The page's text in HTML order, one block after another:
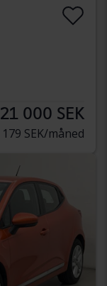
21 000 SEK
179 SEK/måned